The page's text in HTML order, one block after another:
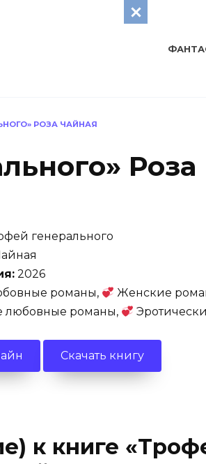
РОЗА ЧАЙНАЯ
Роза
генерального
2026
романы,
Женские
любовные романы,
Скачать книгу
к книге